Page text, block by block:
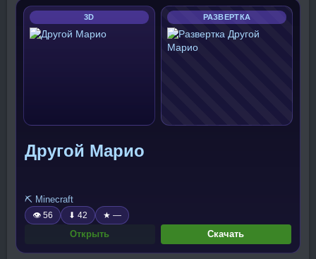
3D РАЗВЕРТКА
Другой Марио
⛏️ Minecraft
👁 56 ⬇ 42 ★ —
Открыть Скачать